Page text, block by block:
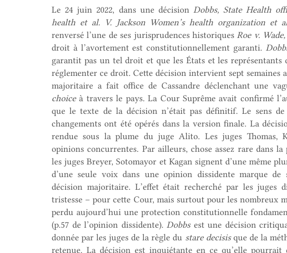
Le 24 juin 2022, dans une décision Dobbs, State Health
health et al.
V. Jackson Women’s health organization et
renversé l’une de ses jurisprudences historiques Roe v. Wade,
droit à l’avortement est constitutionnellement garanti.
garantit pas un tel droit et que les États et les
réglementer ce droit. Cette décision intervient sept semaines
majoritaire a fait office de Cassandre déclenchant une
choiceà travers le pays. La Cour Suprême avait confirmé
que le texte de la décision n’était pas définitif. Le sens
changements ont été opérés dans la version finale. La
rendue sous la plume du juge Alito. Les juges Thomas,
opinions concurrentes. Par ailleurs, chose assez rare dans
les juges Breyer, Sotomayor et Kagan signent d’une même
d’une seule voix dans une opinion dissidente marque de
décision majoritaire. L’effet était recherché par les juges
tristesse – pour cette Cour, mais surtout pour les nombreux
perdu aujourd’hui une protection constitutionnelle
(p.57 de l’opinion dissidente). Dobbs est une décision
donnée par les juges de la règle du stare decisisque de la
retenue. La décision est inquiétante en ce qu’elle